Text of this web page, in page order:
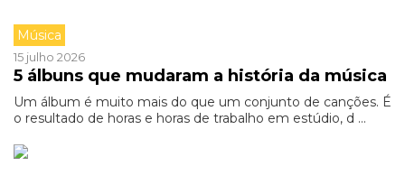
Música
15 julho 2026
5 álbuns que mudaram a história da música
Um álbum é muito mais do que um conjunto de canções. É
o resultado de horas e horas de trabalho em estúdio, d ...